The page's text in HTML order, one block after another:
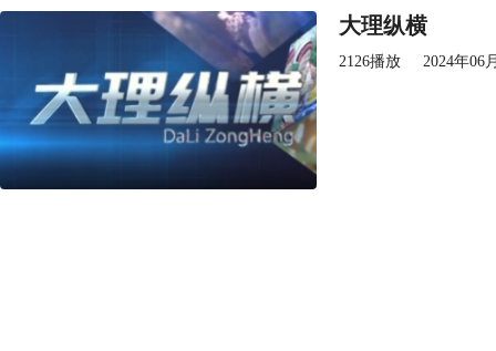
大理纵横
2126播放 2024年06